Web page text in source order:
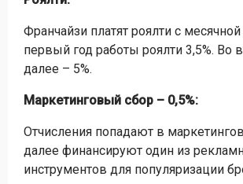
Франчайзи платят роялти с
первый год работы роялти 3,5%. Во
далее – 5%.
Маркетинговый сбор – 0,5%:
Отчисления попадают в
далее финансируют один из
инструментов для популяризации